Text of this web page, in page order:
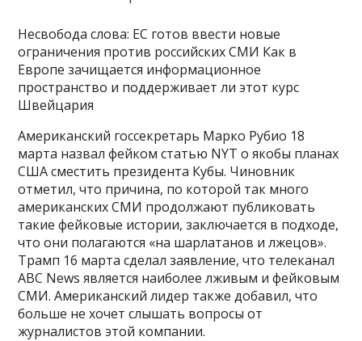
Несвобода слова: ЕС готов ввести новые
ограничения против российских СМИ Как в
Европе зачищается информационное
пространство и поддерживает ли этот курс
Швейцария
Американский госсекретарь Марко Рубио 18
марта назвал фейком статью NYT о якобы планах
США сместить президента Кубы. Чиновник
отметил, что причина, по которой так много
американских СМИ продолжают публиковать
такие фейковые истории, заключается в подходе,
что они полагаются «на шарлатанов и лжецов».
Трамп 16 марта сделал заявление, что телеканал
ABC News является наиболее лживым и фейковым
СМИ. Американский лидер также добавил, что
больше не хочет слышать вопросы от
журналистов этой компании.